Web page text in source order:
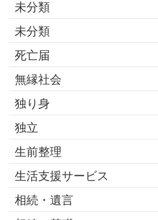
未分類
未分類
死亡届
無縁社会
独り身
独立
生前整理
生活支援サービス
相続・遺言